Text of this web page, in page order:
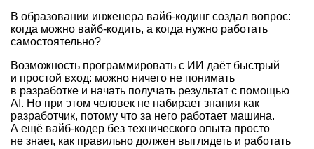
В образовании инженера вайб-кодинг создал вопрос:
когда можно вайб-кодить, а когда нужно работать
самостоятельно?
Возможность программировать с ИИ даёт быстрый
и простой вход: можно ничего не понимать
в разработке и начать получать результат с помощью
AI. Но при этом человек не набирает знания как
разработчик, потому что за него работает машина.
А ещё вайб-кодер без технического опыта просто
не знает, как правильно должен выглядеть и работать